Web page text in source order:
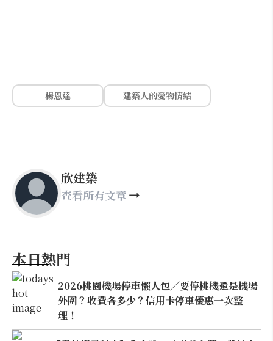
楊恩達 建築人的愛物情結
欣建築
查看所有文章
本日熱門
2026桃園機場停車懶人包／要停桃機還是機場
外圍？收費各多少？信用卡停車優惠一次整
理！